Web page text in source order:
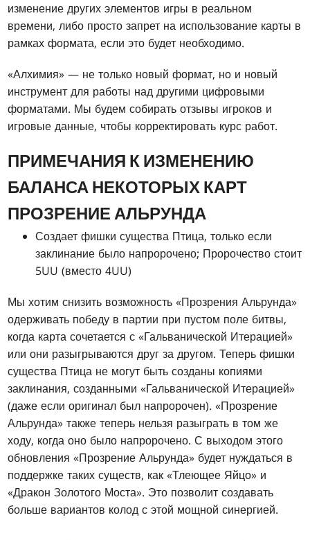
изменение других элементов игры в реальном
времени, либо просто запрет на использование карты в
рамках формата, если это будет необходимо.
«Алхимия» — не только новый формат, но и новый
инструмент для работы над другими цифровыми
форматами. Мы будем собирать отзывы игроков и
игровые данные, чтобы корректировать курс работ.
ПРИМЕЧАНИЯ К ИЗМЕНЕНИЮ
БАЛАНСА НЕКОТОРЫХ КАРТ
ПРОЗРЕНИЕ АЛЬРУНДА
Создает фишки существа Птица, только если
заклинание было напророчено; Пророчество стоит
5UU (вместо 4UU)
Мы хотим снизить возможность «Прозрения Альрунда»
одерживать победу в партии при пустом поле битвы,
когда карта сочетается с «Гальванической Итерацией»
или они разыгрываются друг за другом. Теперь фишки
существа Птица не могут быть созданы копиями
заклинания, созданными «Гальванической Итерацией»
(даже если оригинал был напророчен). «Прозрение
Альрунда» также теперь нельзя разыграть в том же
ходу, когда оно было напророчено. С выходом этого
обновления «Прозрение Альрунда» будет нуждаться в
поддержке таких существ, как «Тлеющее Яйцо» и
«Дракон Золотого Моста». Это позволит создавать
больше вариантов колод с этой мощной синергией.